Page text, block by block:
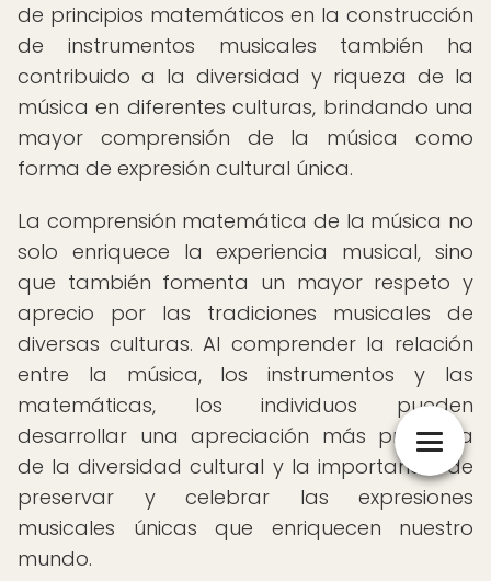
de principios matemáticos en la construcción
de instrumentos musicales también ha
contribuido a la diversidad y riqueza de la
música en diferentes culturas, brindando una
mayor comprensión de la música como
forma de expresión cultural única.
La comprensión matemática de la música no
solo enriquece la experiencia musical, sino
que también fomenta un mayor respeto y
aprecio por las tradiciones musicales de
diversas culturas. Al comprender la relación
entre la música, los instrumentos y las
matemáticas, los individuos pueden
desarrollar una apreciación más profunda
de la diversidad cultural y la importancia de
preservar y celebrar las expresiones
musicales únicas que enriquecen nuestro
mundo.